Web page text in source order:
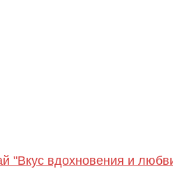
"Вкус вдохновения и